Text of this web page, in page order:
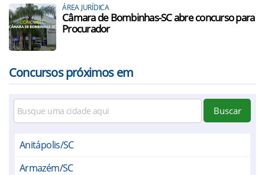
ÁREA JURÍDICA
Câmara de Bombinhas-SC abre concurso para
Procurador
Concursos próximos em
Buscar
Anitápolis/SC
Armazém/SC